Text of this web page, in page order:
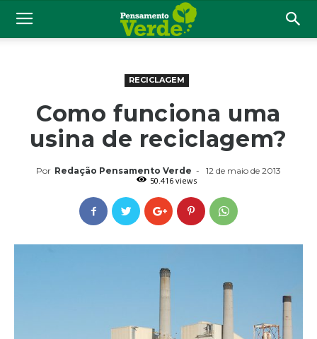
RECICLAGEM
Como funciona uma
usina de reciclagem?
Por Redação Pensamento Verde -
12 de maio de 2013
50.416 views